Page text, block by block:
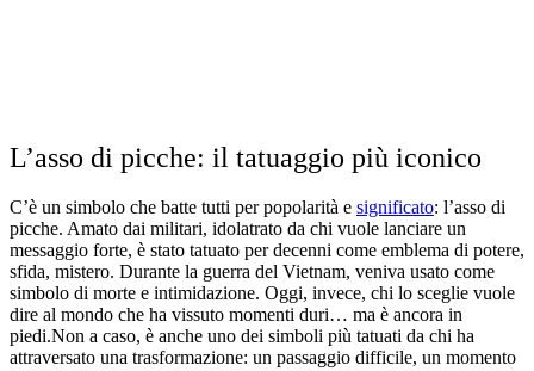
L’asso di picche: il tatuaggio più iconico
C’è un simbolo che batte tutti per popolarità e significato: l’asso di
picche. Amato dai militari, idolatrato da chi vuole lanciare un
messaggio forte, è stato tatuato per decenni come emblema di potere,
sfida, mistero. Durante la guerra del Vietnam, veniva usato come
simbolo di morte e intimidazione. Oggi, invece, chi lo sceglie vuole
dire al mondo che ha vissuto momenti duri… ma è ancora in
piedi.Non a caso, è anche uno dei simboli più tatuati da chi ha
attraversato una trasformazione: un passaggio difficile, un momento